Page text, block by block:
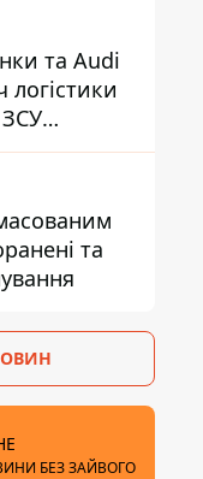
та Audi
логістики
та
БЕЗ ЗАЙВОГО